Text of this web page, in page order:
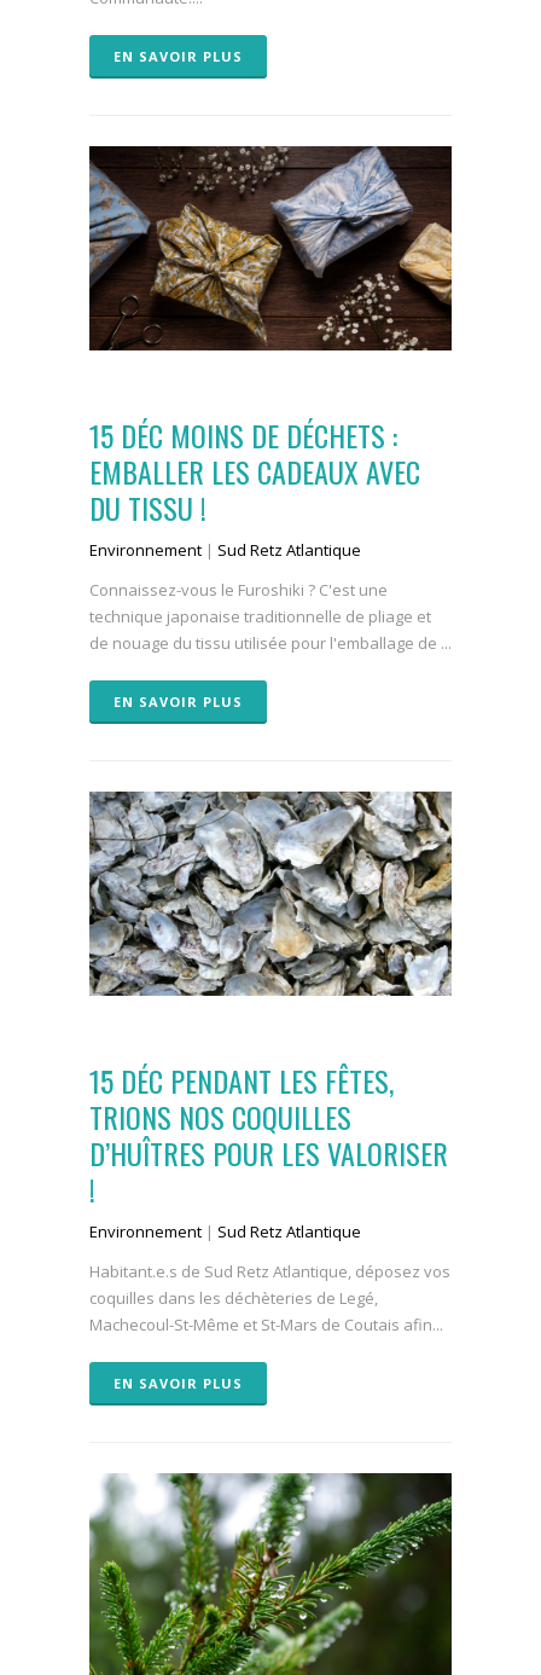
EN SAVOIR PLUS
15 DÉC MOINS DE DÉCHETS :
EMBALLER LES CADEAUX AVEC
DU TISSU !
Environnement | Sud Retz Atlantique
Connaissez-vous le Furoshiki ? C'est une
technique japonaise traditionnelle de pliage et
de nouage du tissu utilisée pour l'emballage de ...
EN SAVOIR PLUS
15 DÉC PENDANT LES FÊTES,
TRIONS NOS COQUILLES
D’HUÎTRES POUR LES VALORISER
!
Environnement | Sud Retz Atlantique
Habitant.e.s de Sud Retz Atlantique, déposez vos
coquilles dans les déchèteries de Legé,
Machecoul-St-Même et St-Mars de Coutais afin...
EN SAVOIR PLUS